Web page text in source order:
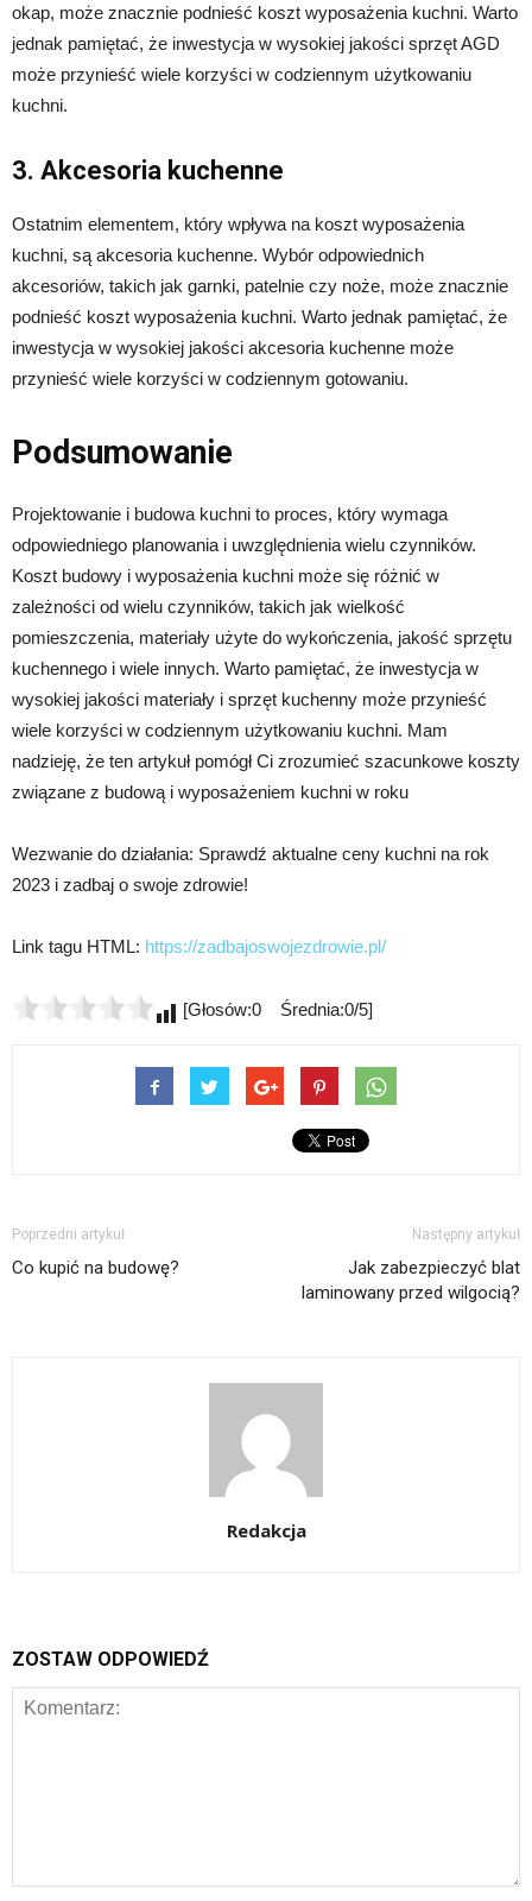
okap, może znacznie podnieść koszt wyposażenia kuchni. Warto
jednak pamiętać, że inwestycja w wysokiej jakości sprzęt AGD
może przynieść wiele korzyści w codziennym użytkowaniu
kuchni.
3. Akcesoria kuchenne
Ostatnim elementem, który wpływa na koszt wyposażenia
kuchni, są akcesoria kuchenne. Wybór odpowiednich
akcesoriów, takich jak garnki, patelnie czy noże, może znacznie
podnieść koszt wyposażenia kuchni. Warto jednak pamiętać, że
inwestycja w wysokiej jakości akcesoria kuchenne może
przynieść wiele korzyści w codziennym gotowaniu.
Podsumowanie
Projektowanie i budowa kuchni to proces, który wymaga
odpowiedniego planowania i uwzględnienia wielu czynników.
Koszt budowy i wyposażenia kuchni może się różnić w
zależności od wielu czynników, takich jak wielkość
pomieszczenia, materiały użyte do wykończenia, jakość sprzętu
kuchennego i wiele innych. Warto pamiętać, że inwestycja w
wysokiej jakości materiały i sprzęt kuchenny może przynieść
wiele korzyści w codziennym użytkowaniu kuchni. Mam
nadzieję, że ten artykuł pomógł Ci zrozumieć szacunkowe koszty
związane z budową i wyposażeniem kuchni w roku
Wezwanie do działania: Sprawdź aktualne ceny kuchni na rok
2023 i zadbaj o swoje zdrowie!
Link tagu HTML: https://zadbajoswojezdrowie.pl/
[Głosów:0 Średnia:0/5]
Poprzedni artykuł
Co kupić na budowę?
Następny artykuł
Jak zabezpieczyć blat
laminowany przed wilgocią?
Redakcja
ZOSTAW ODPOWIEDŹ